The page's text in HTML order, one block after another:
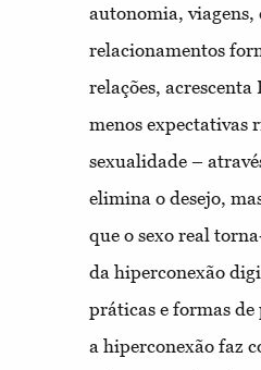
autonomia,
relacionamentos
relações,
menos expectativas
sexualidade –
elimina o desejo,
que o sexo real
da hiperconexão
práticas e formas
a hiperconexão faz